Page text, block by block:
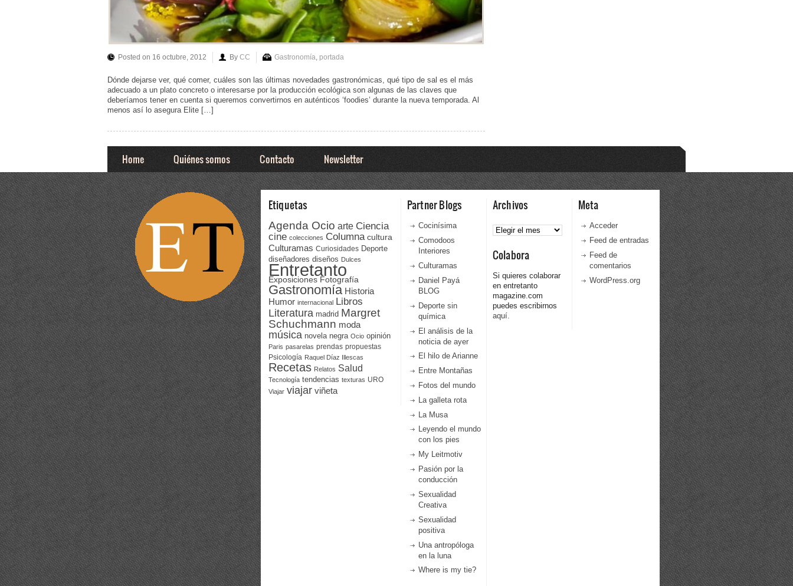
Posted on 16 octubre, 2012 By CC Gastronomía portada
Dónde dejarse ver, qué comer, cuáles son las últimas novedades gastronómicas, qué tipo de sal es el más
adecuado a un plato concreto o interesarse por la producción ecológica son algunas de las claves que
deberíamos tener en cuenta si queremos convertirnos en auténticos ‘foodies’ durante la nueva temporada. Al
menos así lo asegura Elite […]
Home Quiénes somos Contacto Newsletter
Etiquetas
Agenda Ocio arte Ciencia
cine colecciones Columna cultura
Culturamas Curiosidades Deporte
diseñadores diseños Dulces
Entretanto
Exposiciones Fotografía
Gastronomía Historia
Humor internacional Libros
Literatura madrid Margret
Schuchmann moda
música novela negra Ocio opinión
Paris pasarelas prendas propuestas
Psicología Raquel Díaz Illescas
Recetas Relatos Salud
Tecnología tendencias texturas URO
Viajar viajar viñeta
Partner Blogs
Cocinísima
Comodoos
Interiores
Culturamas
Daniel Payá
BLOG
Deporte sin
química
El análisis de la
noticia de ayer
El hilo de Arianne
Entre Montañas
Fotos del mundo
La galleta rota
La Musa
Leyendo el mundo
con los pies
My Leitmotiv
Pasión por la
conducción
Sexualidad
Creativa
Sexualidad
positiva
Una antropóloga
en la luna
Where is my tie?
Archivos
Archivos
Colabora
Si quieres colaborar
en entretanto
magazine.com
puedes escribirnos
aquí.
Meta
Acceder
Feed de entradas
Feed de
comentarios
WordPress.org